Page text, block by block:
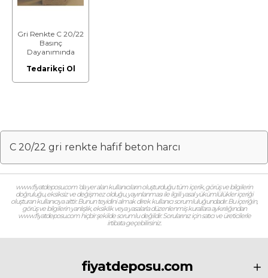
Gri Renkte C 20/22
Basınç
Dayanımında
Harcı
Tedarikçi Ol
C 20/22 gri renkte hafif beton harcı
www.fiyatdeposu.com ‘da yer alan kullanıcıların oluşturduğu tüm içerik, görüş ve bilgilerin
doğruluğu, eksiksiz ve değişmez olduğu, yayınlanması ile ilgili yasal yükümlülükler içeriği
oluşturan kullanıcıya aittir. Bunun teyidini almak direk kullanıcı sorumluluğundadır. Bu içeriğin,
görüş ve bilgilerin yanlışlık, eksiklik veya yasalarla düzenlenmiş kurallara aykırılığından
www.fiyatdeposu.com hiçbir şekilde sorumlu değildir. Sorularınız için satıcı ve üreticilerle
irtibata geçebilirsiniz.
fiyatdeposu.com